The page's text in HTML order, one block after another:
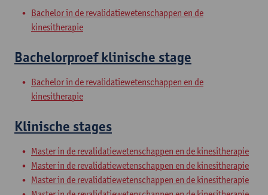
Bachelor in de revalidatiewetenschappen en de
kinesitherapie
Bachelorproef klinische stage
Bachelor in de revalidatiewetenschappen en de
kinesitherapie
Klinische stages
Master in de revalidatiewetenschappen en de kinesitherapie
Master in de revalidatiewetenschappen en de kinesitherapie
Master in de revalidatiewetenschappen en de kinesitherapie